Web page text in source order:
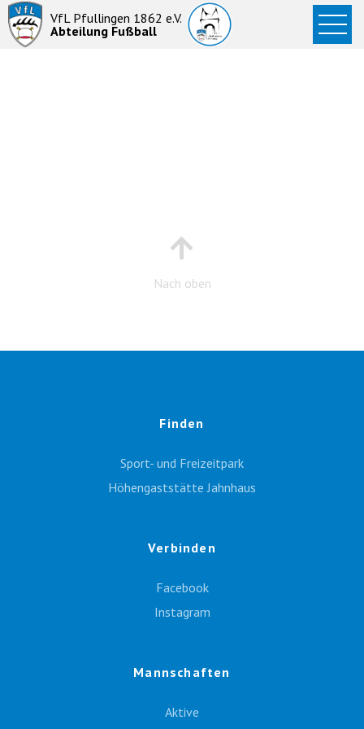
VfL Pfullingen 1862 e.V.
Abteilung Fußball
Startseite
News
Nach oben
Finden
Sport- und Freizeitpark
Höhengaststätte Jahnhaus
Verbinden
Facebook
Instagram
Mannschaften
Aktive